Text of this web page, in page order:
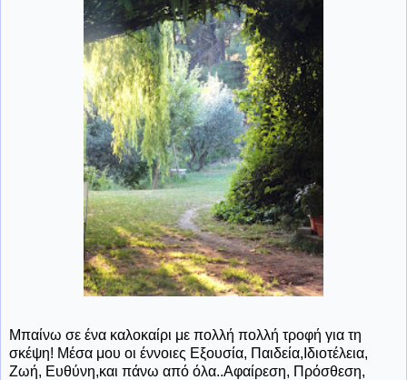
Μπαίνω σε ένα καλοκαίρι με πολλή πολλή τροφή για τη
σκέψη! Μέσα μου οι έννοιες Εξουσία, Παιδεία,Ιδιοτέλεια,
Ζωή, Ευθύνη,και πάνω από όλα..Αφαίρεση, Πρόσθεση,